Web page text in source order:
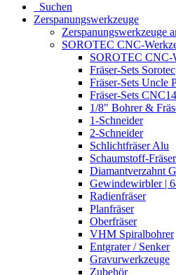
Suchen
Zerspanungswerkzeuge
Zerspanungswerkzeuge
SOROTEC CNC-
SOROTEC CNC-
Fräser-Sets Sorotec
Fräser-Sets Uncle
Fräser-Sets CNC14
1/8" Bohrer &
1-Schneider
2-Schneider
Schlichtfräser Alu
Schaumstoff-
Diamantverzahnt
Gewindewirbler |
Radienfräser
Planfräser
Oberfräser
VHM Spiralbohrer
Entgrater / Senker
Gravurwerkzeuge
Zubehör